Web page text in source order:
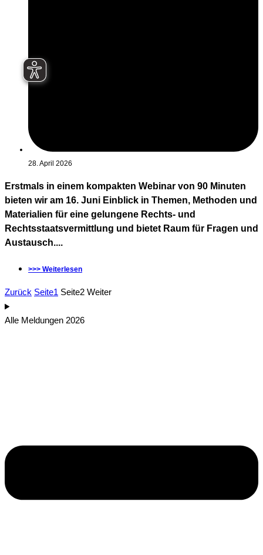
28. April 2026
Erstmals in einem kompakten Webinar von 90 Minuten
bieten wir am 16. Juni Einblick in Themen, Methoden und
Materialien für eine gelungene Rechts- und
Rechtsstaatsvermittlung und bietet Raum für Fragen und
Austausch....
>>> Weiterlesen
Zurück Seite1 Seite2 Weiter
Alle Meldungen 2026